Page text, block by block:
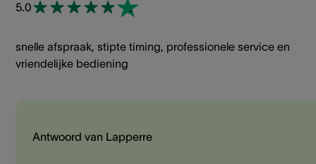
5.0
snelle afspraak, stipte timing, professionele service en
vriendelijke bediening
Antwoord van Lapperre